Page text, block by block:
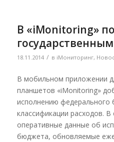
В «iMonitoring»
18.11.2014 / в iМониторинг,
В мобильном приложении
планшетов «iMonitoring»
исполнению
классификации расходов.
оперативные данные об
бюджета, обновляемые